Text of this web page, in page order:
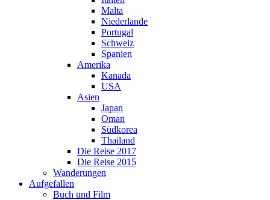
Malta
Niederlande
Portugal
Schweiz
Spanien
Amerika
Kanada
USA
Asien
Japan
Oman
Südkorea
Thailand
Die Reise 2017
Die Reise 2015
Wanderungen
Aufgefallen
Buch und Film